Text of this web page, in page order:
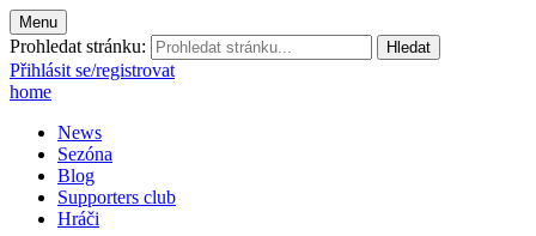
Menu
Prohledat stránku:
Přihlásit se/registrovat
home
News
Sezóna
Blog
Supporters club
Hráči